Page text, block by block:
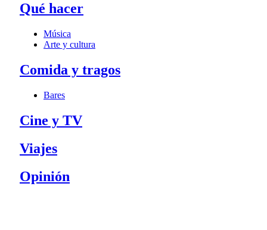
Qué hacer
Música
Arte y cultura
Comida y tragos
Bares
Cine y TV
Viajes
Opinión